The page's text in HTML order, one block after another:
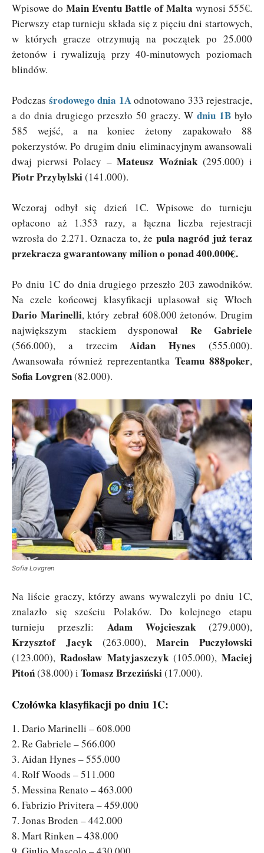
Wpisowe do Main Eventu Battle of Malta wynosi 555€.
Pierwszy etap turnieju składa się z pięciu dni startowych,
w których gracze otrzymują na początek po 25.000
żetonów i rywalizują przy 40-minutowych poziomach
blindów.
Podczas środowego dnia 1Aodnotowano 333 rejestracje,
a do dnia drugiego przeszło 50 graczy. W dniu 1B było
585 wejść, a na koniec żetony zapakowało 88
pokerzystów. Po drugim dniu eliminacyjnym awansowali
dwaj pierwsi Polacy –Mateusz Woźniak (295.000) i
Piotr Przybylski(141.000).
Wczoraj odbył się dzień 1C. Wpisowe do turnieju
opłacono aż 1.353 razy, a łączna liczba rejestracji
wzrosła do 2.271. Oznacza to, że pula nagród już teraz
przekracza gwarantowany milion o ponad 400.000€.
Po dniu 1C do dnia drugiego przeszło 203 zawodników.
Na czele końcowej klasyfikacji uplasował się Włoch
Dario Marinelli, który zebrał 608.000 żetonów. Drugim
największym stackiem dysponował Re Gabriele
(566.000), a trzecimAidan Hynes (555.000).
Awansowała również reprezentantka Teamu 888poker,
Sofia Lovgren(82.000).
Sofia Lovgren
Na liście graczy, którzy awans wywalczyli po dniu 1C,
znalazło się sześciu Polaków. Do kolejnego etapu
turnieju przeszli: Adam Wojcieszak(279.000),
Krzysztof Jacyk(263.000),Marcin Puczyłowski
(123.000),Radosław Matyjaszczyk(105.000), Maciej
Pitoń(38.000) i Tomasz Brzeziński(17.000).
Czołówka klasyfikacji po dniu 1C:
1. Dario Marinelli – 608.000
2. Re Gabriele – 566.000
3. Aidan Hynes – 555.000
4. Rolf Woods – 511.000
5. Messina Renato – 463.000
6. Fabrizio Privitera – 459.000
7. Jonas Broden – 442.000
8. Mart Rinken – 438.000